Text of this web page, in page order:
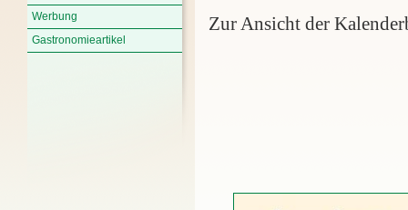
Werbung
Gastronomieartikel
Zur Ansicht der